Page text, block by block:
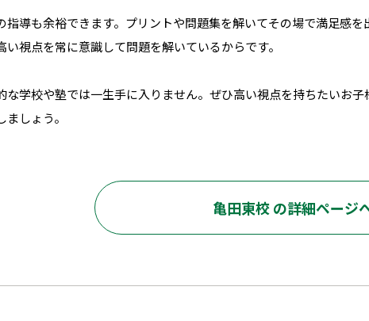
指導も余裕できます。プリントや問題集を解いてその場で満足感
い視点を常に意識して問題を解いているからです。
な学校や塾では一生手に入りません。ぜひ高い視点を持ちたいお
しょう。
亀田東校 の詳細ページ